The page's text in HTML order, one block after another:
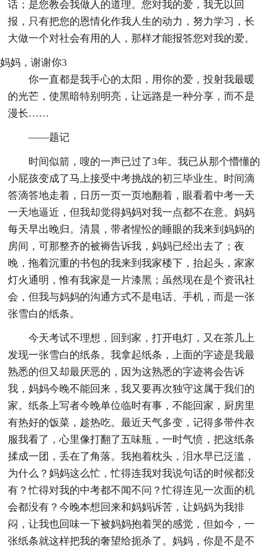
话；是您教会我做人的道理。您对我的爱，我无以回
报，只有把您的恩情化作我人生的动力，努力学习，长
大做一个对社会有用的人，那样才能报答您对我的爱。
妈妈，谢谢你3
你一直都是我手心的太阳，用你的爱，投射我最暖
的光芒，使黑暗特别明亮，让远路是一种分享，而不是
漫长……
——题记
时间似箭，嗖的一声已过了3年。我已从那个懵懂的
小屁孩变成了马上接受中考挑战的初三毕业生。时间滴
答滴答地走着，日历一页一页地翻着，眼看着中考一天
一天地逼近，但我却觉得妈妈对我一点都不在意。妈妈
每天早出晚归。清晨，带者惺忪的睡眼的我来到妈妈的
房间，可那整齐的被褥告诉我，妈妈已经出去了；夜
晚，拖着沉重的书包的我来到我家楼下，抬起头，家家
灯火通明，惟有我家是一片漆黑；虽然现在是个资讯社
会，但我与妈妈的沟通方式不是电话、手机，而是一张
张雪白的纸条。
今天考试不理想，回到家，打开电灯，又在茶几上
发现一张雪白的纸条。我拿起纸条，上面的字迹是我最
熟悉的但又却最厌恶的，因为这熟悉的字迹将会告诉
我，妈妈今晚不能回来，我又要再次独守这属于我们的
家。纸条上写者今晚单位临时有事，不能回家，厨房里
有热好的饭菜，趁热吃。最近天气多变，记得多带件衣
服我看了，心里像打翻了五味瓶，一时气愤，把这纸条
揉成一团，丢在了角落。我抱着枕头，泪水早已泛滥，
为什么？妈妈这么忙，忙得连我对我说句话的时候都没
有？忙得对我的中考都不闻不问？忙得连见一次面的机
会都没有？今晚本想回来和妈妈诉苦，让妈妈为我排
闷，让我也回味一下被妈妈抱着哭的感觉，但如今，一
张纸条就这样把我的奢望给扼杀了。妈妈，你是不是不